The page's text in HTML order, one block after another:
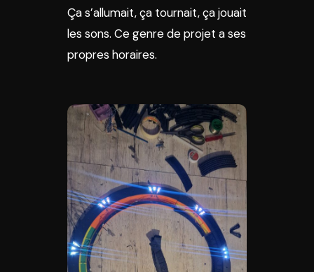
Ça s’allumait, ça tournait, ça jouait
les sons. Ce genre de projet a ses
propres horaires.